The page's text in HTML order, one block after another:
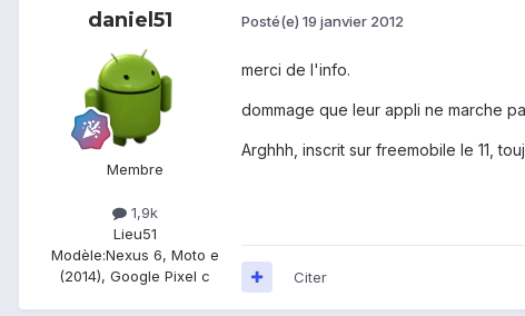
daniel51
Membre
1,9k
Lieu51
Modèle:Nexus 6, Moto e
(2014), Google Pixel c
Posté(e) 19 janvier 2012
merci de l'info.
dommage que leur appli ne marche
Arghhh, inscrit sur freemobile le 11,
Citer